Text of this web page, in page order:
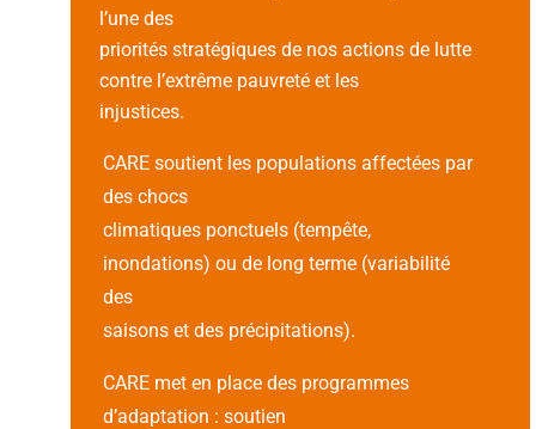
l’une des
priorités stratégiques de nos actions de lutte
contre l’extrême pauvreté et les
injustices.
CARE soutient les populations affectées par
des chocs
climatiques ponctuels (tempête,
inondations) ou de long terme (variabilité
des
saisons et des précipitations).
CARE met en place des programmes
d’adaptation : soutien